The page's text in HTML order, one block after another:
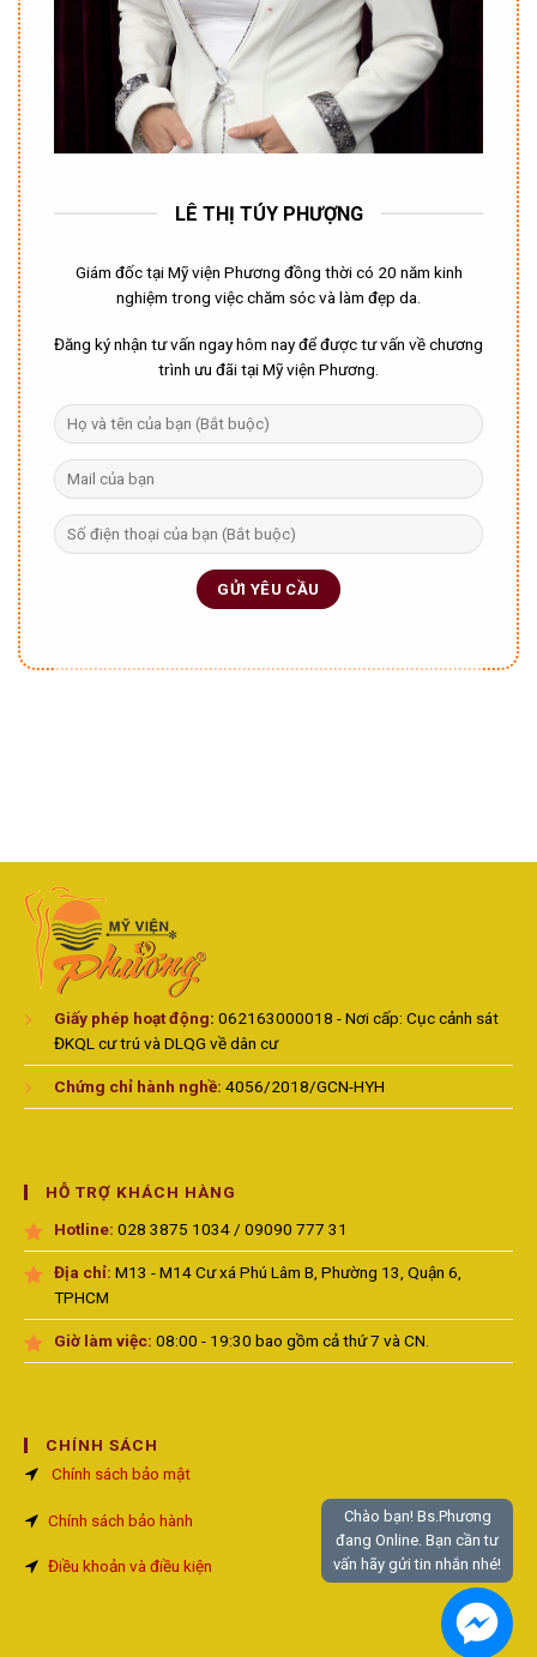
LÊ THỊ TÚY PHƯỢNG
Giám đốc tại Mỹ viện Phương đồng thời có 20 năm kinh
nghiệm trong việc chăm sóc và làm đẹp da.
Đăng ký nhận tư vấn ngay hôm nay để được tư vấn về chương
trình ưu đãi tại Mỹ viện Phương.
Giấy phép hoạt động: 062163000018 - Nơi cấp: Cục cảnh sát
ĐKQL cư trú và DLQG về dân cư
Chứng chỉ hành nghề: 4056/2018/GCN-HYH
HỖ TRỢ KHÁCH HÀNG
Hotline: 028 3875 1034 / 09090 777 31
Địa chỉ: M13 - M14 Cư xá Phú Lâm B, Phường 13, Quận 6,
TPHCM
Giờ làm việc: 08:00 - 19:30 bao gồm cả thứ 7 và CN.
CHÍNH SÁCH
Chính sách bảo mật
Chính sách bảo hành
Điều khoản và điều kiện
Chào bạn! Bs.Phương
đang Online. Bạn cần tư
vấn hãy gửi tin nhắn nhé!